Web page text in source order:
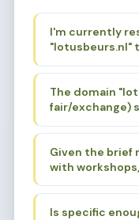
I'm currently
"lotusbeurs.nl"
provided, I
Body, Mind &
specific sub-
deep enough
The domain
fair/exchange)
holistic living.
symbol in
Hinduism,
(fair/market)
place for these
Given the brief
with
loving
sub-niche that:
Is specific